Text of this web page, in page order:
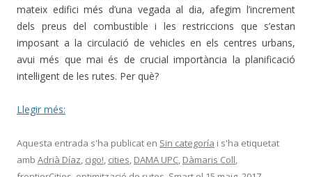
mateix edifici més d’una vegada al dia, afegim l’increment
dels preus del combustible i les restriccions que s’estan
imposant a la circulació de vehicles en els centres urbans,
avui més que mai és de crucial importància la planificació
intel·ligent de les rutes. Per què?
Llegir més:
Aquesta entrada s'ha publicat en Sin categoría i s'ha etiquetat
amb Adrià Díaz, cigo!, cities, DAMA UPC, Dàmaris Coll,